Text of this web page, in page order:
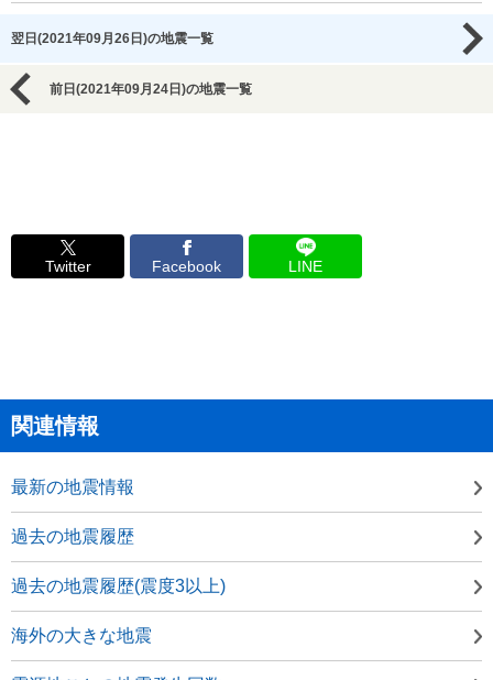
翌日(2021年09月26日)の地震一覧
前日(2021年09月24日)の地震一覧
Twitter Facebook LINE
関連情報
最新の地震情報
過去の地震履歴
過去の地震履歴(震度3以上)
海外の大きな地震